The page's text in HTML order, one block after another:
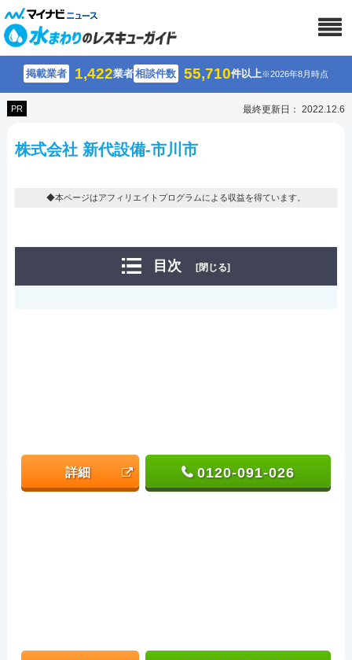
掲載業者 1,422業者相談件数 55,710件以上※2026年8月時点
PR 最終更新日： 2022.12.6
株式会社 新代設備-市川市
◆本ページはアフィリエイトプログラムによる収益を得ています。
目次 [閉じる]
詳細 0120-091-026